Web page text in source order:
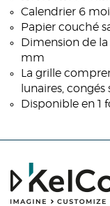
Calendrier 6
Papier couché
Dimension de la
mm
La grille
lunaires, congés
Disponible en 1